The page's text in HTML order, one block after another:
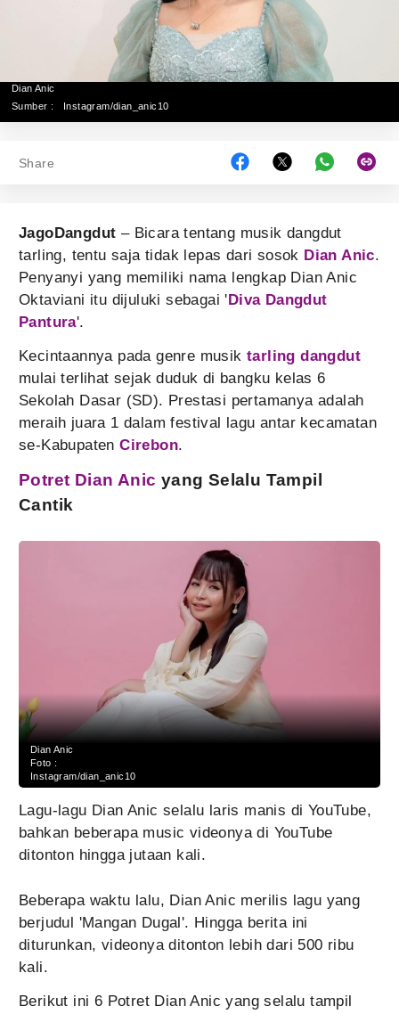
Dian Anic
Sumber :
Instagram/dian_anic10
Share
JagoDangdut – Bicara tentang musik dangdut
tarling, tentu saja tidak lepas dari sosok Dian Anic.
Penyanyi yang memiliki nama lengkap Dian Anic
Oktaviani itu dijuluki sebagai 'Diva Dangdut
Pantura'.
Kecintaannya pada genre musik tarling dangdut
mulai terlihat sejak duduk di bangku kelas 6
Sekolah Dasar (SD). Prestasi pertamanya adalah
meraih juara 1 dalam festival lagu antar kecamatan
se-KabupatenCirebon.
Potret Dian Anic yang Selalu Tampil
Cantik
Dian Anic
Foto :
Instagram/dian_anic10
Lagu-lagu Dian Anic selalu laris manis di YouTube,
bahkan beberapa music videonya di YouTube
ditonton hingga jutaan kali.
Beberapa waktu lalu, Dian Anic merilis lagu yang
berjudul 'Mangan Dugal'. Hingga berita ini
diturunkan, videonya ditonton lebih dari 500 ribu
kali.
Berikut ini 6 Potret Dian Anic yang selalu tampil